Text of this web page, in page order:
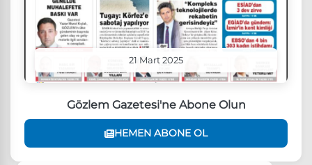
21 Mart 2025
Gözlem Gazetesi'ne Abone Olun
HEMEN ABONE OL